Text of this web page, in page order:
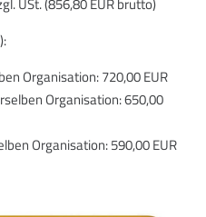
Organisation: 720,00 EUR
Organisation: 650,00
Organisation: 590,00 EUR